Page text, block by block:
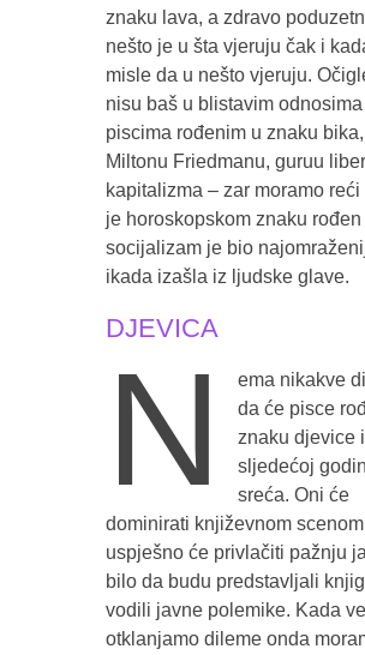
znaku lava, a zdravo
nešto je u šta vjeruju čak i
misle da u nešto vjeruju.
nisu baš u blistavim odnosima
piscima rođenim u znaku
Miltonu Friedmanu, guruu
kapitalizma – zar moramo reći
je horoskopskom znaku rođen
socijalizam je bio
ikada izašla iz ljudske glave.
DJEVICA
N
ema nikakve
da će pisce
znaku djevice
sljedećoj
sreća. Oni će
dominirati književnom
uspješno će privlačiti pažnju
bilo da budu predstavljali
vodili javne polemike. Kada
otklanjamo dileme onda